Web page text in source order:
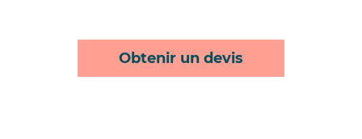
Obtenir un devis